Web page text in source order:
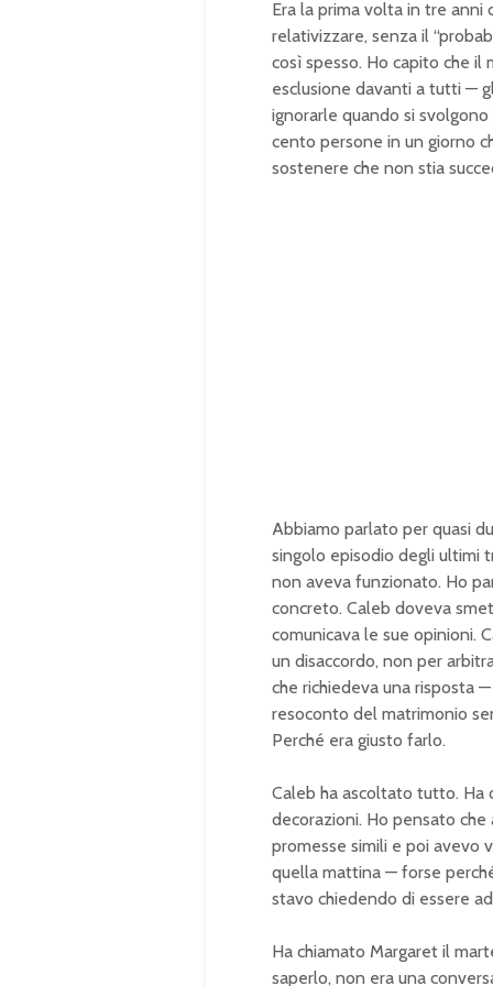
Era la prima volta in tre anni
relativizzare, senza il
così spesso. Ho capito che
esclusione davanti a tutti —
ignorarle quando si
cento persone in un giorno
sostenere che non stia
Abbiamo parlato per quasi
singolo episodio degli ultimi
non aveva funzionato. Ho
concreto. Caleb doveva
comunicava le sue opinioni.
un disaccordo, non per
che richiedeva una risposta
resoconto del matrimonio
Perché era giusto farlo.
Caleb ha ascoltato tutto. Ha
decorazioni. Ho pensato
promesse simili e poi avevo
quella mattina — forse
stavo chiedendo di essere
Ha chiamato Margaret il
saperlo, non era una